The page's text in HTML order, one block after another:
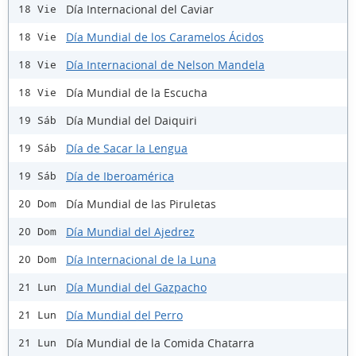
18 Vie Día Internacional del Caviar
18 Vie Día Mundial de los Caramelos Ácidos
18 Vie Día Internacional de Nelson Mandela
18 Vie Día Mundial de la Escucha
19 Sáb Día Mundial del Daiquiri
19 Sáb Día de Sacar la Lengua
19 Sáb Día de Iberoamérica
20 Dom Día Mundial de las Piruletas
20 Dom Día Mundial del Ajedrez
20 Dom Día Internacional de la Luna
21 Lun Día Mundial del Gazpacho
21 Lun Día Mundial del Perro
21 Lun Día Mundial de la Comida Chatarra